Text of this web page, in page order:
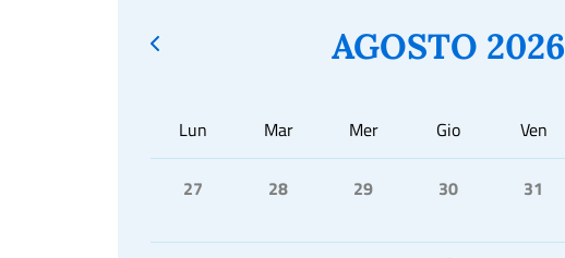
AGOSTO 2026
Lun Mar Mer Gio Ven
27 28 29 30 31